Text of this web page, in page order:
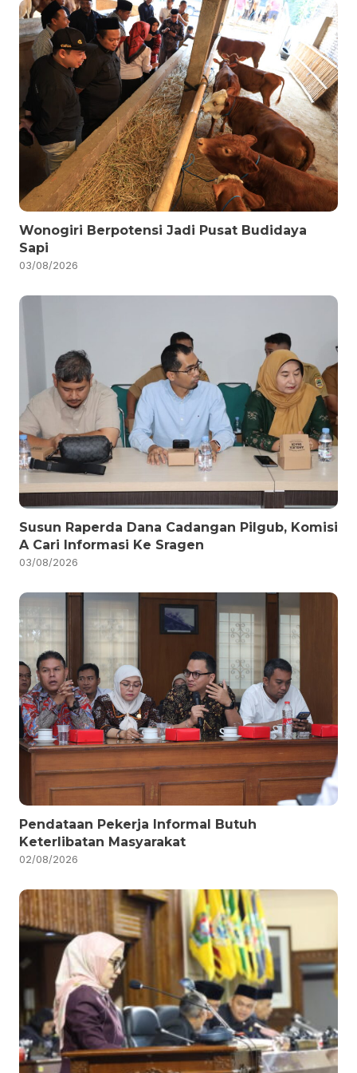
Wonogiri Berpotensi Jadi Pusat Budidaya
Sapi
03/08/2026
Susun Raperda Dana Cadangan Pilgub, Komisi
A Cari Informasi Ke Sragen
03/08/2026
Pendataan Pekerja Informal Butuh
Keterlibatan Masyarakat
02/08/2026